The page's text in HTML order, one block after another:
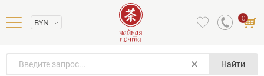
BYN 0
Найти